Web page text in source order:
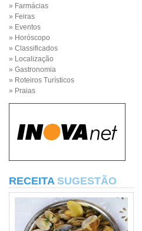
» Farmácias
» Feiras
» Eventos
» Horóscopo
» Classificados
» Localização
» Gastronomia
» Roteiros Turísticos
» Praias
RECEITA SUGESTÃO